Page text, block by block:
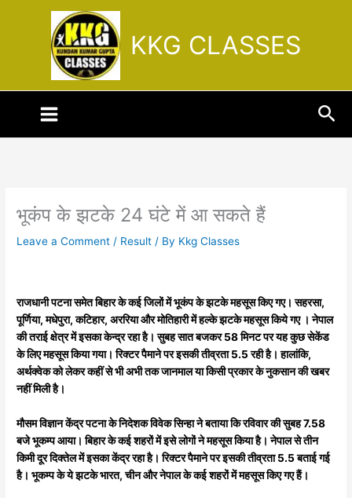
KKG CLASSES
भूकंप के झटके 24 घंटे में आ सकते हैं
Leave a Comment / Result / By Kkg Classes
राजधानी पटना समेत बिहार के कई जिलों में भूकंप के झटके महसूस किए गए। सहरसा,
पूर्णिया, मधेपुरा, कटिहार, अररिया और मोतिहारी में हल्के झटके महसूस किये गए । नेपाल
की तराई क्षेत्र में इसका केन्द्र रहा है। सुबह सात बजकर 58 मिनट पर यह कुछ सेकेंड
के लिए महसूस किया गया। रिक्टर पैमाने पर इसकी तीव्रता 5.5 रही है। हालांकि,
अर्थक्वेक को लेकर कहीं से भी अभी तक जानमाल या किसी प्रकार के नुकसान की खबर
नहीं मिली है।
मौसम विज्ञान केंद्र पटना के निदेशक विवेक सिन्हा ने बताया कि रविवार की सुबह 7.58
बजे भूकम्प आया। बिहार के कई शहरों में इसे लोगों ने महसूस किया है। नेपाल से तीन
किमी दूर दिक्तेल में इसका केंद्र रहा है। रिक्टर पैमाने पर इसकी तीव्रता 5.5 बताई गई
है। भूकम्प के ये झटके भारत, चीन और नेपाल के कई शहरों में महसूस किए गए हैं।